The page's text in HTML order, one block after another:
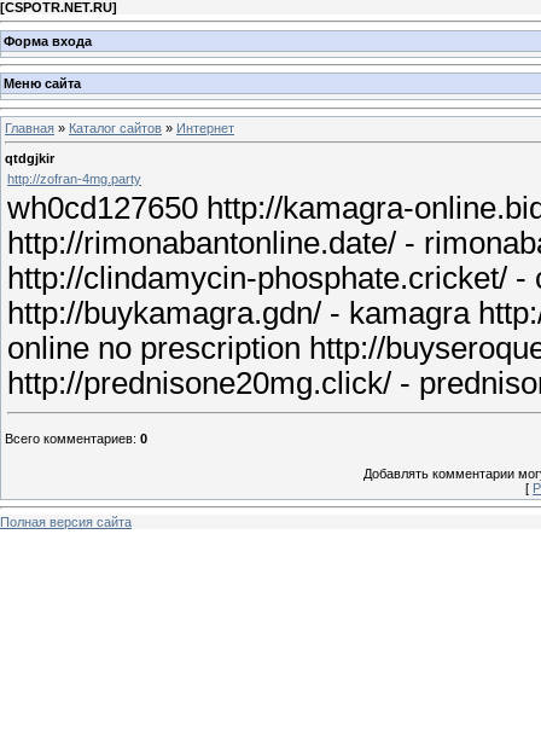
[CSPOTR.NET.RU]
Форма входа
Меню сайта
Главная » Каталог сайтов » Интернет
qtdgjkir
http://zofran-4mg.party
wh0cd127650 http://kamagra-
http://rimonabantonline.date/ -
http://clindamycin-phosphate.cricket/
http://buykamagra.gdn/ - kamagra
online no prescription http://
http://prednisone20mg.click/ -
Всего комментариев: 0
Добавлять комментарии
[
Полная версия сайта